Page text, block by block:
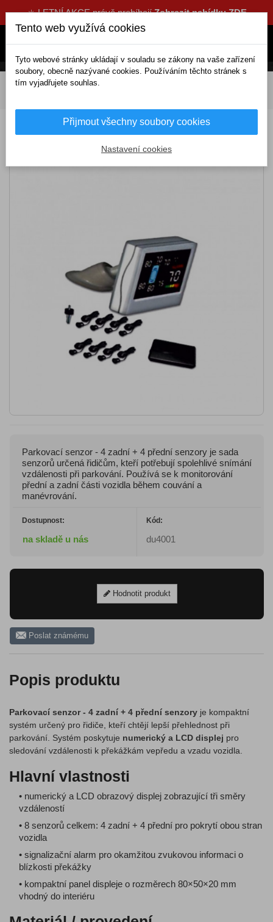
☀️ LETNÍ AKCE právě probíhajíZobrazit nabídku ZDE
DOMOV Elektrické doplňky
Parkovací senzor - 4 zadní + 4 přední
senzory
Parkovací senzor - 4 zadní + 4 přední senzory je sada
senzorů určená řidičům, kteří potřebují spolehlivé snímání
vzdálenosti při parkování. Používá se k monitorování
přední a zadní části vozidla během couvání a
manévrování.
Dostupnost:
na skladě u nás
Kód:
du4001
Hodnotit produkt
Poslat známému
Popis produktu
Parkovací senzor - 4 zadní + 4 přední senzory je kompaktní
systém určený pro řidiče, kteří chtějí lepší přehlednost při
parkování. Systém poskytuje numerický a LCD displej pro
sledování vzdálenosti k překážkám vepředu a vzadu vozidla.
Hlavní vlastnosti
• numerický a LCD obrazový displej zobrazující tři směry
vzdáleností
• 8 senzorů celkem: 4 zadní + 4 přední pro pokrytí obou stran
vozidla
• signalizační alarm pro okamžitou zvukovou informaci o
blízkosti překážky
• kompaktní panel displeje o rozměrech 80×50×20 mm
vhodný do interiéru
Tento web využívá cookies
Tyto webové stránky ukládají v souladu se zákony na vaše zařízení
soubory, obecně nazývané cookies. Používáním těchto stránek s
tím vyjadřujete souhlas.
Přijmout všechny soubory cookies
Nastavení cookies